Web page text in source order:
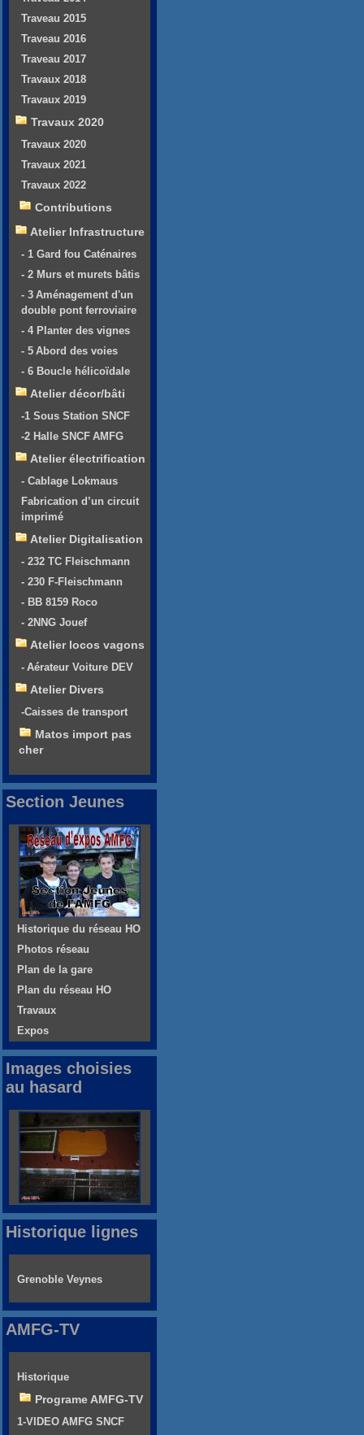
Traveau 2015
Traveau 2016
Traveau 2017
Travaux 2018
Travaux 2019
Travaux 2020
Travaux 2020
Travaux 2021
Travaux 2022
Contributions
Atelier Infrastructure
- 1 Gard fou Caténaires
- 2 Murs et murets bâtis
- 3 Aménagement d'un
double pont ferroviaire
- 4 Planter des vignes
- 5 Abord des voies
- 6 Boucle hélicoïdale
Atelier décor/bâti
-1 Sous Station SNCF
-2 Halle SNCF AMFG
Atelier électrification
- Cablage Lokmaus
Fabrication d’un circuit
imprimé
Atelier Digitalisation
- 232 TC Fleischmann
- 230 F-Fleischmann
- BB 8159 Roco
- 2NNG Jouef
Atelier locos vagons
- Aérateur Voiture DEV
Atelier Divers
-Caisses de transport
Matos import pas
cher
Section Jeunes
Historique du réseau HO
Photos réseau
Plan de la gare
Plan du réseau HO
Travaux
Expos
Images choisies
au hasard
Historique lignes
Grenoble Veynes
AMFG-TV
Historique
Programe AMFG-TV
1-VIDEO AMFG SNCF